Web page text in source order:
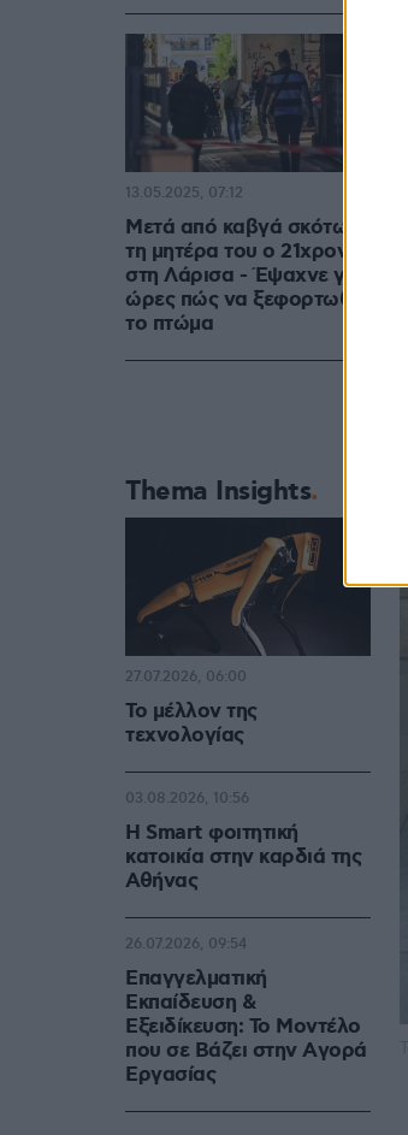
Μετά από καβγά σκότωσε
τη μητέρα του ο 21χρονος
στη Λάρισα - Έψαχνε για
ώρες πώς να ξεφορτωθεί
το πτώμα
13.05.2025, 07:12
Thema Insights
Το μέλλον της
τεχνολογίας
27.07.2026, 06:00
Η Smart φοιτητική
κατοικία στην καρδιά της
Αθήνας
03.08.2026, 10:56
Επαγγελματική
Εκπαίδευση &
Εξειδίκευση: Το Mοντέλο
που σε Bάζει στην Aγορά
Eργασίας
26.07.2026, 09:54